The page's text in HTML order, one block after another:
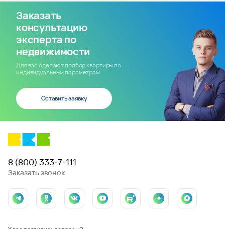
Заказать
консультацию
эксперта по
недвижимости
Для вас сделают подбор квартиры по
индивидуальным параметрам
Оставить заявку
8 (800) 333-7-111
Заказать звонок